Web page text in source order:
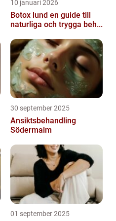
10 januari 2026
Botox lund en guide till
naturliga och trygga beh...
30 september 2025
Ansiktsbehandling
Södermalm
01 september 2025